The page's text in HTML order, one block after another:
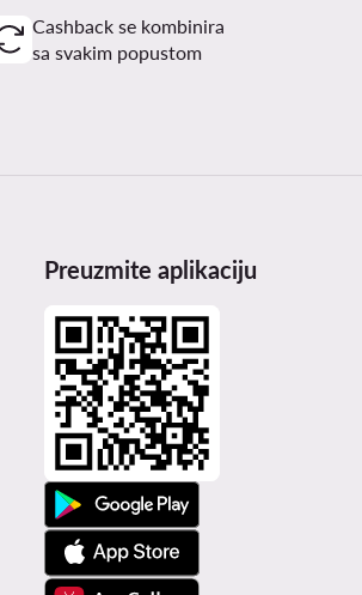
Cashback se kombinira
sa svakim popustom
Preuzmite aplikaciju